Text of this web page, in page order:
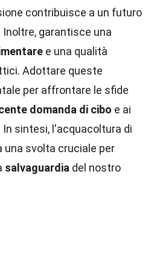
contribuisce a un futuro
garantisce una
e una qualità
Adottare queste
per affrontare le sfide
domanda di cibo e ai
sintesi, l'acquacoltura di
una svolta cruciale per
salvaguardia del nostro